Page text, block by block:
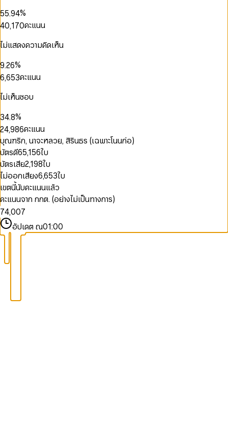
5
6
7
8
9
5
6
7
8
9
.94
5
6
7
8
9
%
3
4
6
8
9
0
2
4
5
6
7
8
,
0
1
3
5
6
7
8
9
6
7
9
0
2
4
6
8
คะแนน
ไม่แสดงความคิดเห็น
3
4
5
7
9.
0
2
3
4
5
6
7
8
9
0
1
2
4
6
7
8
9
%
0
1
2
3
5
6
8
,
0
1
2
3
5
6
8
0
2
4
5
7
9
0
1
2
3
5
7
8
9
คะแนน
ไม่เห็นชอบ
1
3
4
5
6
7
8
9
0
2
4
5
6
7
8
9
.
0
2
3
4
6
8
9
%
1
2
3
4
5
6
7
8
9
0
1
3
4
5
6
7
8
9
,
0
2
3
4
5
6
8
9
1
2
3
5
6
7
8
9
0
1
3
4
5
6
7
8
9
คะแนน
บุณฑริก, นาจะหลวย, สิรินธร (เฉพาะโนนก่อ)
บัตรดี65,156ใบ
บัตรเสีย2,198ใบ
ไม่ออกเสียง6,653ใบ
เขตนี้นับคะแนนแล้ว
คะแนนจาก กกต. (อย่างไม่เป็นทางการ)
0
1
2
3
4
5
6
7
8
9
0
1
2
3
4
5
6
7
,0
1
2
0
1
2
3
0
1
2
3
4
5
6
7
8
9
อัปเดต ณ01:00